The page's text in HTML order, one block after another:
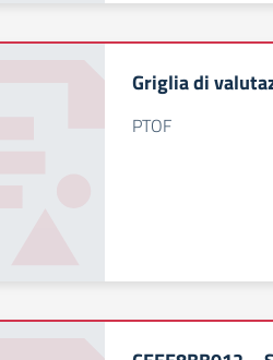
Griglia di
PTOF